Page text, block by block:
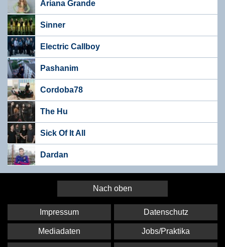
Ariana Grande
Sinner
Electric Callboy
Pashanim
Cordoba78
The Hu
Sick Of It All
Dardan
Nach oben
Impressum Datenschutz
Mediadaten Jobs/Praktika